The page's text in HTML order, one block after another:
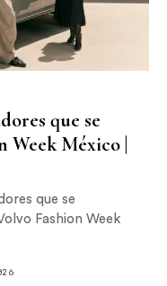
que se
Week México |
que se
Fashion Week